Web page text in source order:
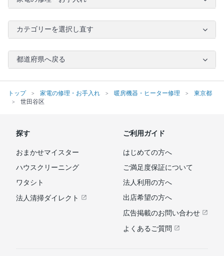
カテゴリーを選択し直す
都道府県へ戻る
トップ 家電の修理・お手入れ 暖房機器・ヒーター修理
東京都
世田谷区
探す
おまかせマイスター
ハウスクリーニング
ワタシト
法人清掃ダイレクト
ご利用ガイド
はじめての方へ
ご満足度保証について
法人利用の方へ
出店希望の方へ
広告掲載のお問い合わせ
よくあるご質問